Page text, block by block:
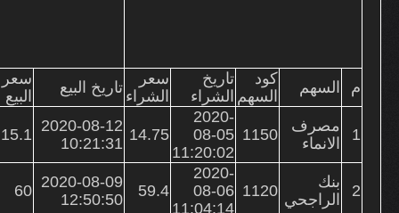
م السهم
كود
السهم
تاريخ
الشراء
سعر
الشراء تاريخ البيع
سعر
البيع
1
مصرف
الانماء
1150
2020-
08-05
11:20:02
14.75
2020-08-12
10:21:31
15.1
2
بنك
الراجحي 1120
2020-
08-06
11:04:14
59.4
2020-08-09
12:50:50
60